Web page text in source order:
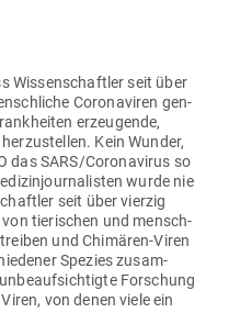
Wis­sen­schaftler seit über
Coro­na­viren gen­
erzeu­gende,
Kein Wunder,
das SARS/Coronavirus so
wurde nie
seit über vierzig
tie­ri­schen und mensch­
und Chi­mären-Viren
Spezies zusam­
For­schung
von denen viele ein